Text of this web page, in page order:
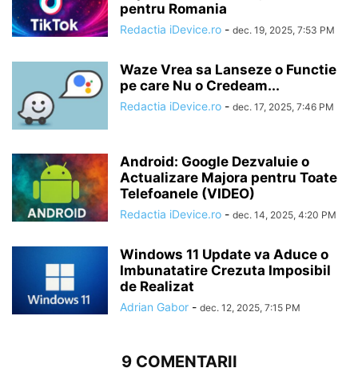
pentru Romania
Redactia iDevice.ro - dec. 19, 2025, 7:53 PM
Waze Vrea sa Lanseze o Functie
pe care Nu o Credeam...
Redactia iDevice.ro - dec. 17, 2025, 7:46 PM
Android: Google Dezvaluie o
Actualizare Majora pentru Toate
Telefoanele (VIDEO)
Redactia iDevice.ro - dec. 14, 2025, 4:20 PM
Windows 11 Update va Aduce o
Imbunatatire Crezuta Imposibil
de Realizat
Adrian Gabor - dec. 12, 2025, 7:15 PM
9 COMENTARII